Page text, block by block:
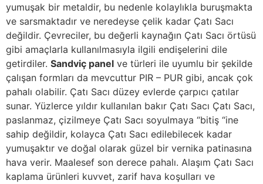
yumuşak bir metaldir, bu nedenle kolaylıkla buruşmakta
ve sarsmaktadır ve neredeyse çelik kadar Çatı Sacı
değildir. Çevreciler, bu değerli kaynağın Çatı Sacı örtüsü
gibi amaçlarla kullanılmasıyla ilgili endişelerini dile
getirdiler. Sandviç panel ve türleri ile uyumlu bir şekilde
çalışan formları da mevcuttur PIR – PUR gibi, ancak çok
pahalı olabilir. Çatı Sacı düzey evlerde çarpıcı çatılar
sunar. Yüzlerce yıldır kullanılan bakır Çatı Sacı Çatı Sacı,
paslanmaz, çizilmeye Çatı Sacı soyulmaya “bitiş “ine
sahip değildir, kolayca Çatı Sacı edilebilecek kadar
yumuşaktır ve doğal olarak güzel bir vernika patinasına
hava verir. Maalesef son derece pahalı. Alaşım Çatı Sacı
kaplama ürünleri kuvvet, zarif hava koşulları ve